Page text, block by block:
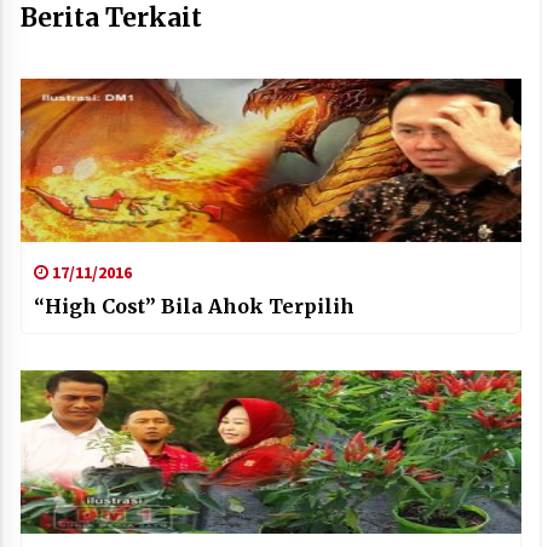
Berita Terkait
17/11/2016
“High Cost” Bila Ahok Terpilih